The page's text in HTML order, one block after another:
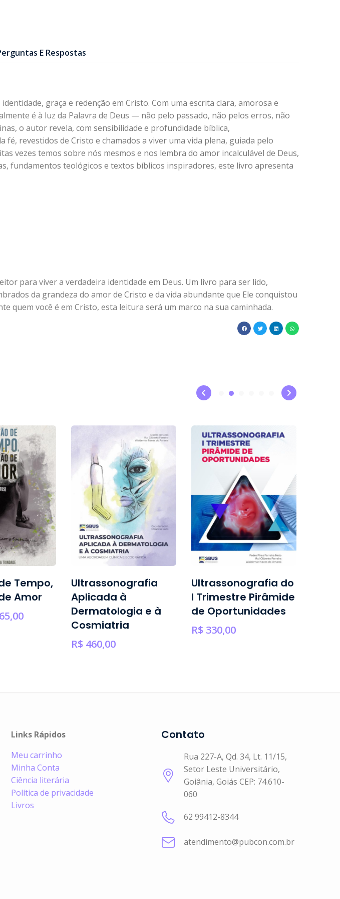
E Respostas
graça e redenção em Cristo. Com uma escrita clara, amorosa e
é à luz da Palavra de Deus — não pelo passado, não pelos erros, não
o autor revela, com sensibilidade e profundidade bíblica,
revestidos de Cristo e chamados a viver uma vida plena, guiada pelo
vezes temos sobre nós mesmos e nos lembra do amor incalculável de Deus,
fundamentos teológicos e textos bíblicos inspiradores, este livro apresenta
para viver a verdadeira identidade em Deus. Um livro para ser lido,
da grandeza do amor de Cristo e da vida abundante que Ele conquistou
quem você é em Cristo, esta leitura será um marco na sua caminhada.
Tempo,
Amor
65,00
Ultrassonografia
Aplicada à
Dermatologia e à
Cosmiatria
R$ 460,00
Ultrassonografia do
I Trimestre Pirâmide
de Oportunidades
R$ 330,00
Links Rápidos
Meu carrinho
Minha Conta
Ciência literária
Política de privacidade
Livros
Contato
Rua 227-A, Qd. 34, Lt. 11/15,
Setor Leste Universitário,
Goiânia, Goiás CEP: 74.610-
060
62 99412-8344
atendimento@pubcon.com.br